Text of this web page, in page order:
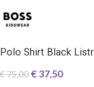
Polo Shirt Black
€75,00 € 37,50